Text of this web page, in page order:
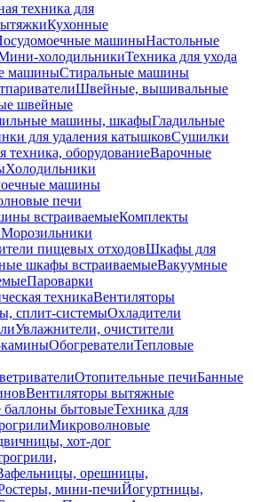
техника для
Кухонные
машиныНастольные
холодильникиТехника для ухода
машиныСтиральные машины
Швейные, вышивальные
швейные
машины, шкафыГладильные
для удаления катышковСушилки
техника, оборудованиеВарочные
Холодильники
машины
печи
встраиваемыеКомплекты
Морозильники
пищевых отходовШкафы для
шкафы встраиваемыеВакуумные
Пароварки
техникаВентиляторы
сплит-системыОхладители
Увлажнители, очистители
ОбогревателиТепловые
Отопительные печиБанные
Вентиляторы вытяжные
баллоны бытовыеТехника для
Микроволновые
хот-дог
орешницы,
мини-печиЙогуртницы,